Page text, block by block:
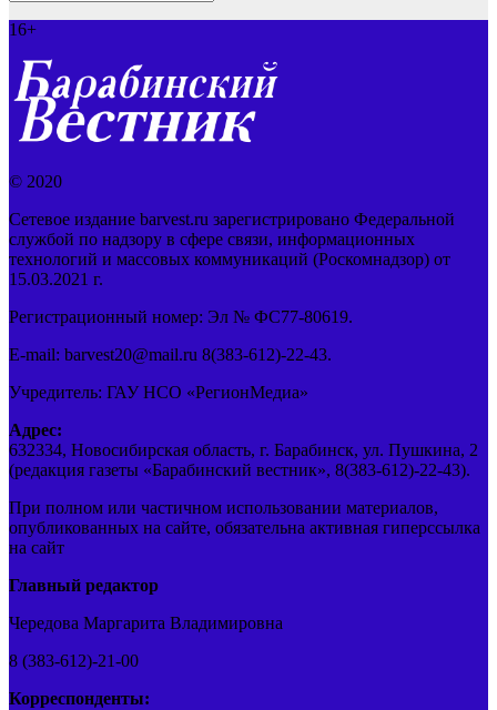
16+
© 2020
Сетевое издание barvest.ru зарегистрировано Федеральной
службой по надзору в сфере связи, информационных
технологий и массовых коммуникаций (Роскомнадзор) от
15.03.2021 г.
Регистрационный номер: Эл № ФС77-80619.
E-mail: barvest20@mail.ru 8(383-612)-22-43.
Учредитель: ГАУ НСО «РегионМедиа»
Адрес:
632334, Новосибирская область, г. Барабинск, ул. Пушкина, 2
(редакция газеты «Барабинский вестник», 8(383-612)-22-43).
При полном или частичном использовании материалов,
опубликованных на сайте, обязательна активная гиперссылка
на сайт
Главный редактор
Чередова Маргарита Владимировна
8 (383-612)-21-00
Корреспонденты: